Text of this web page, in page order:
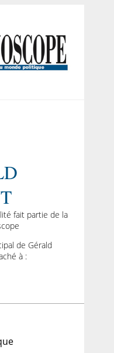
fait partie de la
de Gérald
à :